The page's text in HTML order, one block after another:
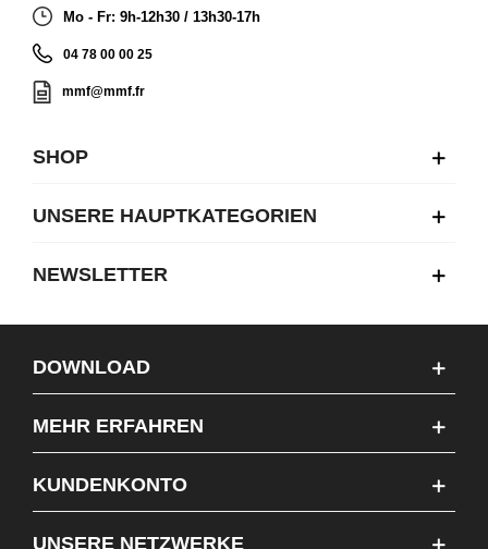
Mo - Fr: 9h-12h30 / 13h30-17h
04 78 00 00 25
mmf@mmf.fr
SHOP
UNSERE HAUPTKATEGORIEN
NEWSLETTER
DOWNLOAD
MEHR ERFAHREN
KUNDENKONTO
UNSERE NETZWERKE